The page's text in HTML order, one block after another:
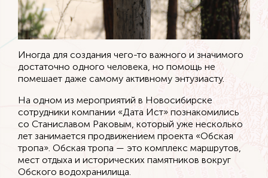
Иногда для создания чего-то важного и значимого
достаточно одного человека, но помощь не
помешает даже самому активному энтузиасту.
На одном из мероприятий в Новосибирске
сотрудники компании «Дата Ист» познакомились
со Станиславом Раковым, который уже несколько
лет занимается продвижением проекта «Обская
тропа». Обская тропа — это комплекс маршрутов,
мест отдыха и исторических памятников вокруг
Обского водохранилища.